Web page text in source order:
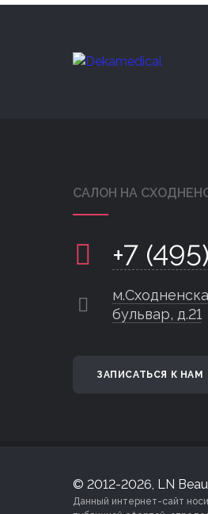
САЛОН НА
+7
бульвар, д.21
ЗАПИСАТЬСЯ К НАМ
© 2012-2026, LN
Данный интернет-сайт